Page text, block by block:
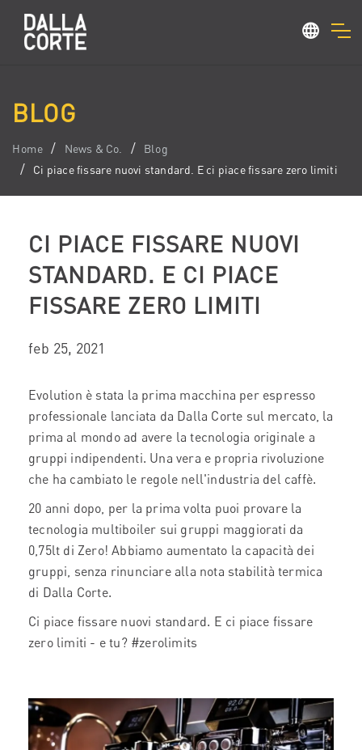
BLOG
Home News & Co.
Blog
Ci piace fissare nuovi standard. E ci piace fissare zero limiti
CI PIACE FISSARE NUOVI
STANDARD. E CI PIACE
FISSARE ZERO LIMITI
feb 25, 2021
Evolution è stata la prima macchina per espresso
professionale lanciata da Dalla Corte sul mercato, la
prima al mondo ad avere la tecnologia originale a
gruppi indipendenti. Una vera e propria rivoluzione
che ha cambiato le regole nell'industria del caffè.
20 anni dopo, per la prima volta puoi provare la
tecnologia multiboiler sui gruppi maggiorati da
0,75lt di Zero! Abbiamo aumentato la capacità dei
gruppi, senza rinunciare alla nota stabilità termica
di Dalla Corte.
Ci piace fissare nuovi standard. E ci piace fissare
zero limiti - e tu? #zerolimits